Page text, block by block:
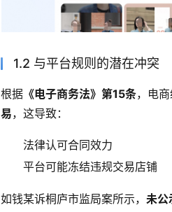
1.2 与平台规则的潜在冲突
根据 《电子商务法》第15条，电
易，这导致：
法律认可合同效力
平台可能冻结违规交易店铺
如钱某诉桐庐市监局案所示，未公